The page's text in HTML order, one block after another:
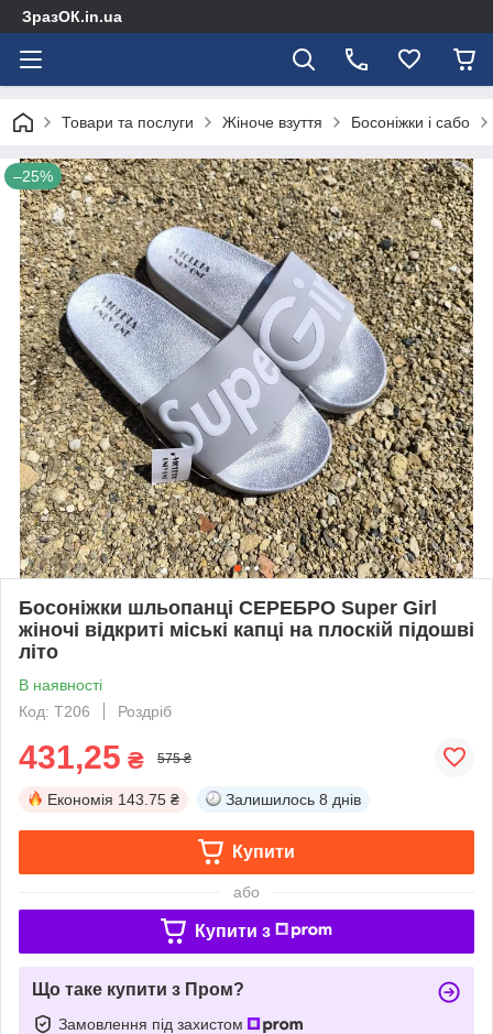
ЗразОК.in.ua
Товари та послуги Жіноче взуття Босоніжки і сабо
–25%
Босоніжки шльопанці СЕРЕБРО Super Girl
жіночі відкриті міські капці на плоскій підошві
літо
В наявності
Код: Т206
Роздріб
431,25 ₴ 575 ₴
Економія 143.75 ₴ Залишилось 8 днів
Купити
або
Купити з
Що таке купити з Пром?
Замовлення під захистом